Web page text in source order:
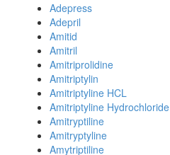
Adepress
Adepril
Amitid
Amitril
Amitriprolidine
Amitriptylin
Amitriptyline HCL
Amitriptyline Hydrochloride
Amitryptiline
Amitryptyline
Amytriptiline